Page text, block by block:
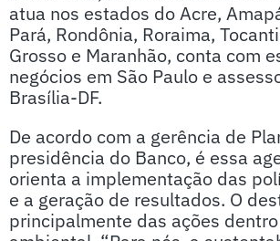
atua nos estados do Acre,
Pará, Rondônia, Roraima,
Grosso e Maranhão, conta com
negócios em São Paulo e
Brasília-DF.
De acordo com a gerência de
presidência do Banco, é essa
orienta a implementação das
e a geração de resultados. O
principalmente das ações